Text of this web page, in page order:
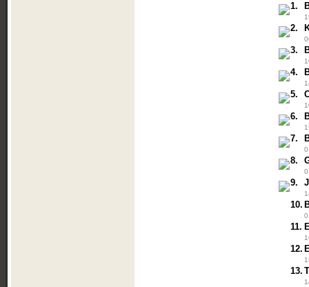
1.
2.
3.
4.
5.
6.
7.
8.
9.
10.
11.
12.
13.